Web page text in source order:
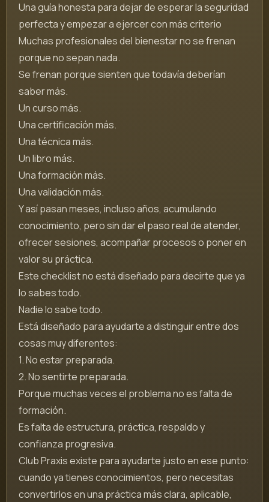
Una guía honesta para dejar de esperar la seguridad
perfecta y empezar a ejercer con más criterio
Muchas profesionales del bienestar no se frenan
porque no sepan nada.
Se frenan porque sienten que todavía deberían
saber más.
Un curso más.
Una certificación más.
Una técnica más.
Un libro más.
Una formación más.
Una validación más.
Y así pasan meses, incluso años, acumulando
conocimiento, pero sin dar el paso real de atender,
ofrecer sesiones, acompañar procesos o poner en
valor su práctica.
Este checklist no está diseñado para decirte que ya
lo sabes todo.
Nadie lo sabe todo.
Está diseñado para ayudarte a distinguir entre dos
cosas muy diferentes:
1. No estar preparada.
2. No sentirte preparada.
Porque muchas veces el problema no es falta de
formación.
Es falta de estructura, práctica, respaldo y
confianza progresiva.
Club Praxis existe para ayudarte justo en ese punto:
cuando ya tienes conocimientos, pero necesitas
convertirlos en una práctica más clara, aplicable,